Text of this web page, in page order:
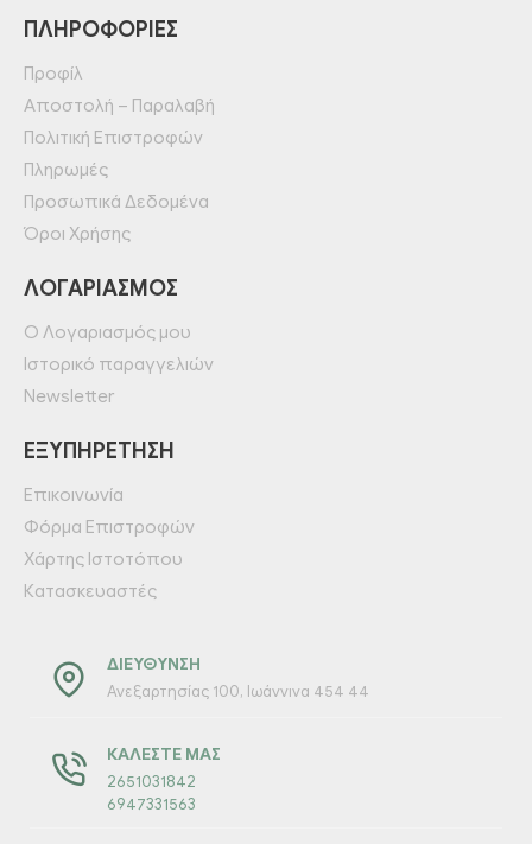
ΠΛΗΡΟΦΟΡΊΕΣ
Προφίλ
Αποστολή – Παραλαβή
Πολιτική Επιστροφών
Πληρωμές
Προσωπικά Δεδομένα
Όροι Χρήσης
ΛΟΓΑΡΙΑΣΜΌΣ
Ο Λογαριασμός μου
Ιστορικό παραγγελιών
Newsletter
ΕΞΥΠΗΡΈΤΗΣΗ
Επικοινωνία
Φόρμα Επιστροφών
Χάρτης Ιστοτόπου
Κατασκευαστές
ΔΙΕΎΘΥΝΣΗ
Ανεξαρτησίας 100, Ιωάννινα 454 44
ΚΑΛΈΣΤΕ ΜΑΣ
2651031842
6947331563